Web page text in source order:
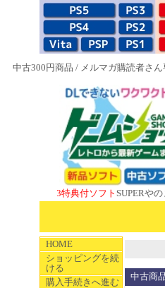
中古300円商品 / メルマガ購読者さ
特典付ソフトSUPERやのまん
HOME
ショッピングを続
ける
購入手続きへ進む
中古商